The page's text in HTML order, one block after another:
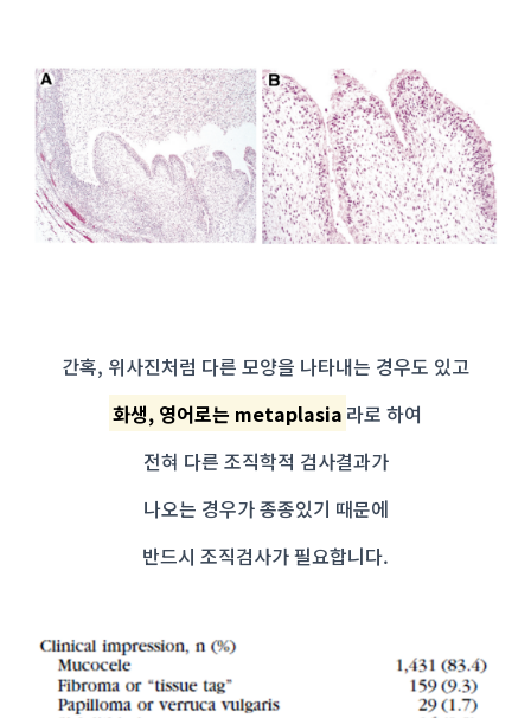
간혹, 위사진처럼 다른 모양을 나타내는 경우도 있고
화생, 영어로는 metaplasia 라로 하여
전혀 다른 조직학적 검사결과가
나오는 경우가 종종있기 때문에
반드시 조직검사가 필요합니다.